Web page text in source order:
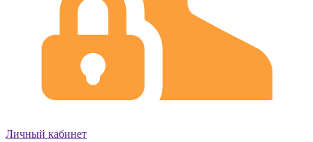
Личный кабинет